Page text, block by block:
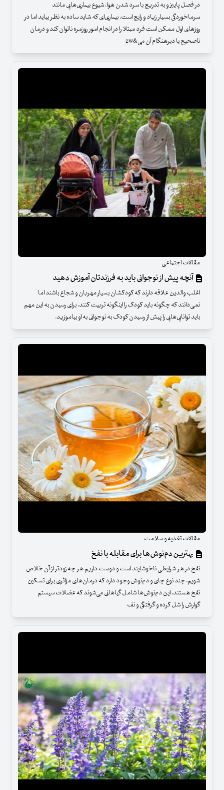
در فصل پاییز و به تدریج با سرد شدن هوا، شیوع بیماری‌هایی مانند
سرماخوردگی بسیار زیاد و رایج است. بیماری‌ای که شاید ساده به نظر بیاید اما در
روزهای اول ممکن است فرد مبتلا را در انجام امور روزمره ناتوان کند و درمان
ناصحیح یا دیرهنگام آن می&zw
مقالات اجتماعی
آنچه پیش از نوجوانی باید به فرزندتان آموزش دهید
اغلب والدین علاقه دارند که کودکشان بسیار مهربان و شجاع باشند اما
نمی‌دانند که چگونه باید کودک را اینگونه تربیت کنند، برای رسیدن به این مهم
باید توانایی‌هایی را پیش از رسیدن کودک به نوجوانی به او بیاموزید.
مقالات تغذیه و سلامت
بهترین دم‌نوش‌ها برای مقابله با نفخ
نفخ در هر شرایطی ناخوشایند است و دوست داریم هر چه زودتر از آن خلاص
شویم. چند نوع چای و دم‌نوش وجود دارد که درمان‌های مؤثری برای تسکین
نفخ هستند. این دم‌نوش‌ها شامل گیاهانی می‌شوند که عضلات سیستم
گوارش را شل کرده و گرفتگی و نف